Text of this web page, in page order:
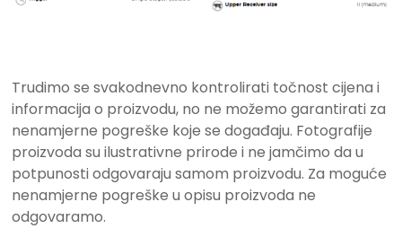
Trudimo se svakodnevno kontrolirati točnost cijena i
informacija o proizvodu, no ne možemo garantirati za
nenamjerne pogreške koje se događaju. Fotografije
proizvoda su ilustrativne prirode i ne jamčimo da u
potpunosti odgovaraju samom proizvodu. Za moguće
nenamjerne pogreške u opisu proizvoda ne
odgovaramo.